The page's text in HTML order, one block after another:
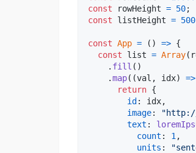
const
rowHeight = 50;
const
listHeight = 500
const App = ( ) => {
const
list = Array(
. fill ( )
.map( (val , idx) =>
return {
id : idx,
image:
text :
count : 1 ,
units :